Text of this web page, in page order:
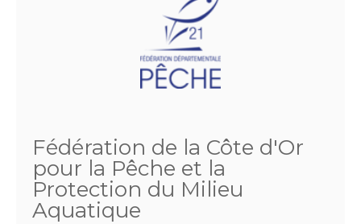
Fédération de la Côte d'Or
pour la Pêche et la
Protection du Milieu
Aquatique